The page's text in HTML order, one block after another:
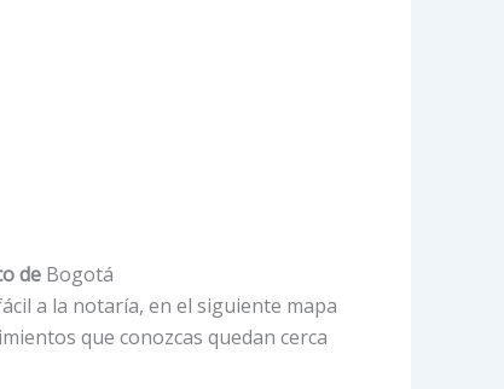
deBogotá
a la notaría, en el siguiente mapa
que conozcas quedan cerca